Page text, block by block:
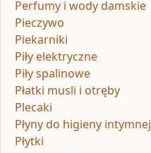
Perfumy i wody damskie
Pieczywo
Piekarniki
Piły elektryczne
Piły spalinowe
Płatki musli i otręby
Plecaki
Płyny do higieny intymnej
Płytki